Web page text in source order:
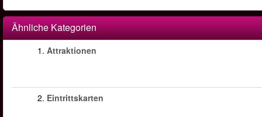
Ähnliche Kategorien
1. Attraktionen
2. Eintrittskarten